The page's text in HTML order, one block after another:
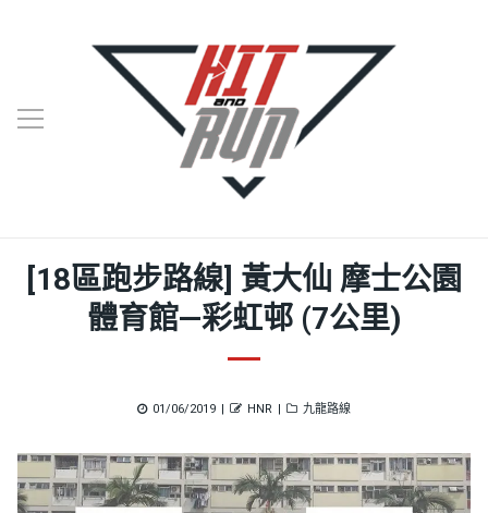
[18區跑步路線] 黃大仙 摩士公園
體育館—彩虹邨 (7公里)
Posted
01/06/2019 Author
HNR Categories
九龍路線